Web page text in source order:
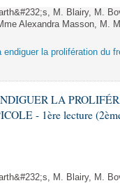
M. Blairy, M.
Alexandra Masson, M.
la prolifération du
LA
- 1ère lecture
M. Blairy, M.